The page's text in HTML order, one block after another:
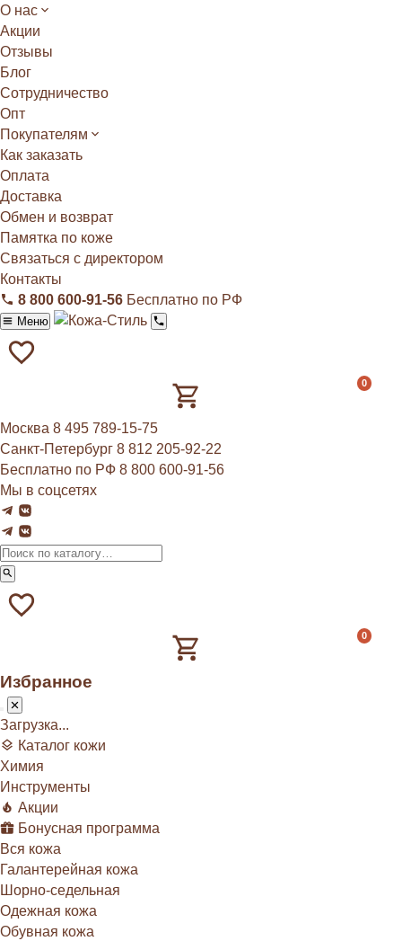
О нас
Акции
Отзывы
Блог
Сотрудничество
Опт
Покупателям
Как заказать
Оплата
Доставка
Обмен и возврат
Памятка по коже
Связаться с директором
Контакты
8 800 600‑91‑56 Бесплатно по РФ
Меню
0
Москва 8 495 789‑15‑75
Санкт-Петербург 8 812 205‑92‑22
Бесплатно по РФ 8 800 600‑91‑56
Мы в соцсетях
0
Избранное
Загрузка...
Каталог кожи
Химия
Инструменты
Акции
Бонусная программа
Вся кожа
Галантерейная кожа
Шорно-седельная
Одежная кожа
Обувная кожа